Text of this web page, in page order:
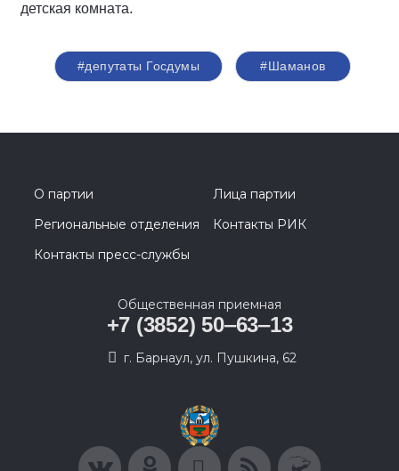
детская комната.
#депутаты Госдумы #Шаманов
О партии
Лица партии
Региональные отделения
Контакты РИК
Контакты пресс-службы
Общественная приемная
+7 (3852) 50‒63‒13
г. Барнаул, ул. Пушкина, 62